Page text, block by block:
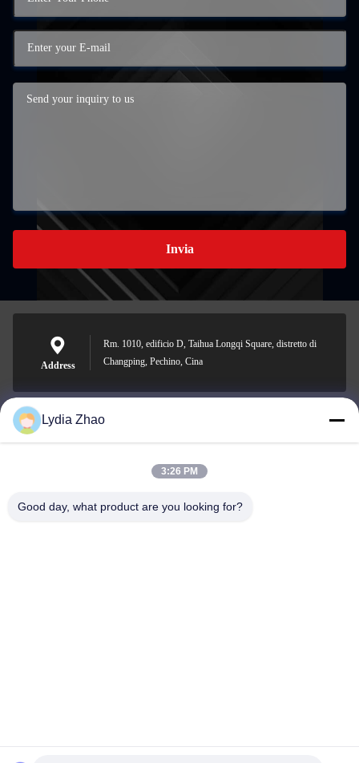
Invia
Address
Rm. 1010, edificio D, Taihua Longqi Square, distretto di
Changping, Pechino, Cina
jesingd@vip.sina.com
Lydia Zhao
3:26 PM
Good day, what product are you looking for?